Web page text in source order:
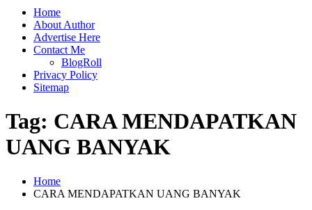
Home
About Author
Advertise Here
Contact Me
BlogRoll
Privacy Policy
Sitemap
Tag: CARA MENDAPATKAN
UANG BANYAK
Home
CARA MENDAPATKAN UANG BANYAK